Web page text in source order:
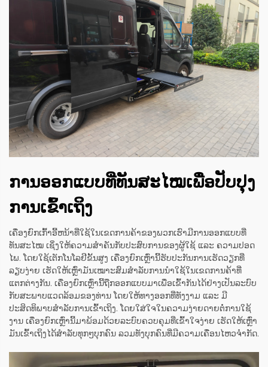
ການອອກແບບທີ່ທັນສະໄໝເພື່ອປັບປຸງ
ການເຂົ້າເຖິງ
ເຄື່ອງຍົກເກົ້າອີ້ຫນ້າທີ່ໃຊ້ໃນເຂດການຄ້າຂອງພວກເຮົາມີການອອກແບບທີ່
ທັນສະໄໝ ເຊິ່ງໃຫ້ຄວາມສຳຄັນກັບປະສົບການຂອງຜູ້ໃຊ້ ແລະ ຄວາມປອດ
ໄພ. ໂດຍໃຊ້ເຕັກໂນໂລຢີຂັ້ນສູງ ເຄື່ອງຍົກເຫຼົ່ານີ້ຮັບປະກັນການເຮັດວຽກທີ່
ລຽບງ່າຍ ເຮັດໃຫ້ເຫຼົ່າມັນເໝາະສົມສຳລັບການນຳໃຊ້ໃນເຂດການຄ້າທີ່
ແຕກຕ່າງກັນ. ເຄື່ອງຍົກເຫຼົ່ານີ້ຖືກອອກແບບມາເພື່ອເຂົ້າກັນໄດ້ຢ່າງເປັນລະບົບ
ກັບສະພາບແວດລ້ອມຂອງທ່ານ ໂດຍໃຫ້ທາງອອກທີ່ທັງງາມ ແລະ ມີ
ປະສິດທິພາບສຳລັບການເຂົ້າເຖິງ. ໂດຍໃສ່ໃຈໃນຄວາມງ່າຍດາຍຕໍ່ການໃຊ້
ງານ ເຄື່ອງຍົກເຫຼົ່ານີ້ມາພ້ອມດ້ວຍລະບົບຄວບຄຸມທີ່ເຂົ້າໃຈງ່າຍ ເຮັດໃຫ້ເຫຼົ່າ
ມັນເຂົ້າເຖິງໄດ້ສຳລັບທຸກໆບຸກຄົນ ລວມທັງບຸກຄົນທີ່ມີຄວາມເຄື່ອນໄຫວຈຳກັດ.